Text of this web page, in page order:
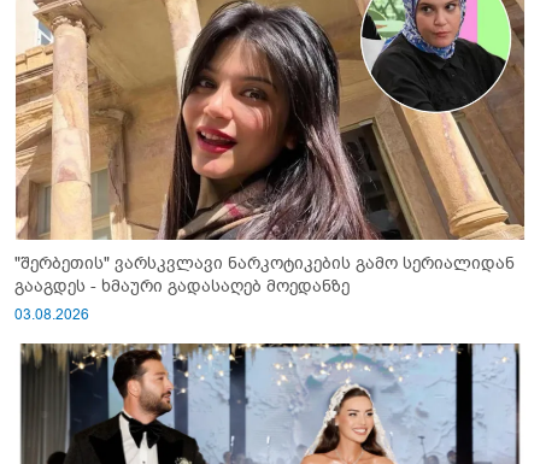
"შერბეთის" ვარსკვლავი ნარკოტიკების გამო სერიალიდან
გააგდეს - ხმაური გადასაღებ მოედანზე
03.08.2026